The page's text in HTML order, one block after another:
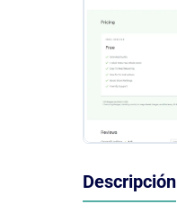
Descripción